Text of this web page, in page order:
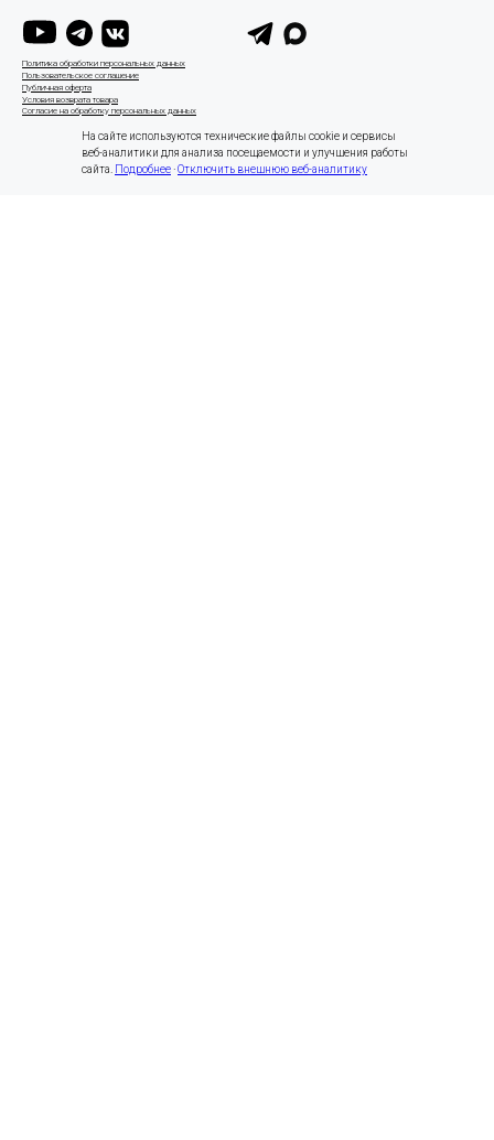
Пользовательское соглашение
Политика обработки персональных данных
Публичная оферта
Согласие на обработку персональных данных
Условия возврата товара
На сайте используются технические файлы cookie и сервисы
веб-аналитики для анализа посещаемости и улучшения работы
сайта. Подробнее·Отключить внешнюю веб-аналитику